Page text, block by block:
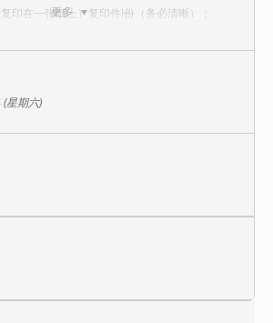
更多
印在一张纸上）复印件l份（务必清晰）；
可使学习者获得如下收益：
的基础知识。
握密码技术、访问控制、审计监控等安全技术
统、数据库和应用软件等方面的基本安全原理
攻防和软件安全开发相关的技术知识。
(星期六)